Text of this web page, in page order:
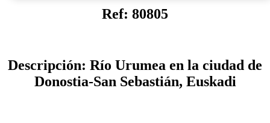
Ref: 80805
Descripción: Río Urumea en la ciudad de
Donostia-San Sebastián, Euskadi